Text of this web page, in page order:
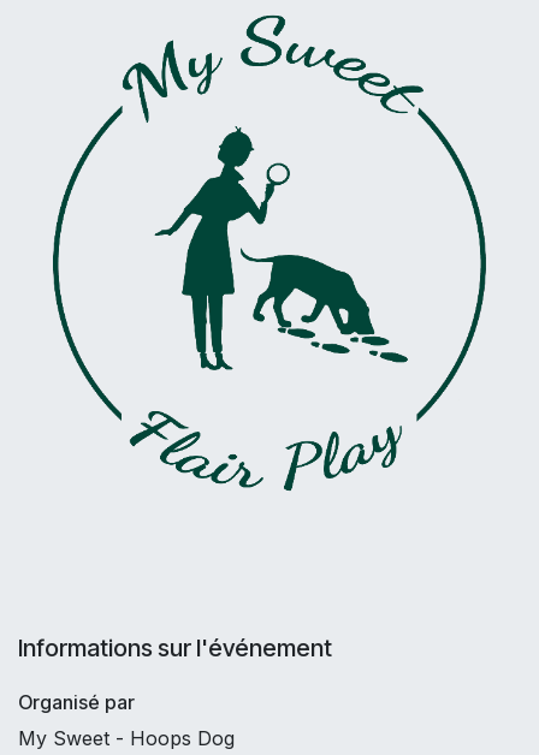
Informations sur l'événement
Organisé par
My Sweet - Hoops Dog